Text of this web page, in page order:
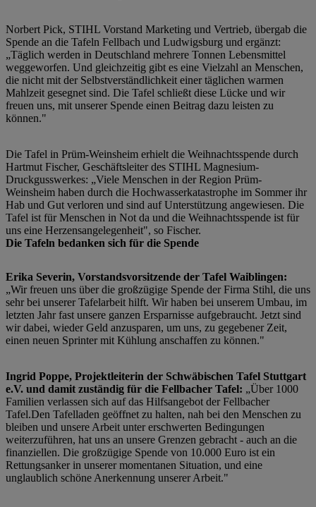
Norbert Pick, STIHL Vorstand Marketing und Vertrieb, übergab die
Spende an die Tafeln Fellbach und Ludwigsburg und ergänzt:
„Täglich werden in Deutschland mehrere Tonnen Lebensmittel
weggeworfen. Und gleichzeitig gibt es eine Vielzahl an Menschen,
die nicht mit der Selbstverständlichkeit einer täglichen warmen
Mahlzeit gesegnet sind. Die Tafel schließt diese Lücke und wir
freuen uns, mit unserer Spende einen Beitrag dazu leisten zu
können."
Die Tafel in Prüm-Weinsheim erhielt die Weihnachtsspende durch
Hartmut Fischer, Geschäftsleiter des STIHL Magnesium-
Druckgusswerkes: „Viele Menschen in der Region Prüm-
Weinsheim haben durch die Hochwasserkatastrophe im Sommer ihr
Hab und Gut verloren und sind auf Unterstützung angewiesen. Die
Tafel ist für Menschen in Not da und die Weihnachtsspende ist für
uns eine Herzensangelegenheit", so Fischer.
Die Tafeln bedanken sich für die Spende
Erika Severin, Vorstandsvorsitzende der Tafel Waiblingen:
„Wir freuen uns über die großzügige Spende der Firma Stihl, die uns
sehr bei unserer Tafelarbeit hilft. Wir haben bei unserem Umbau, im
letzten Jahr fast unsere ganzen Ersparnisse aufgebraucht. Jetzt sind
wir dabei, wieder Geld anzusparen, um uns, zu gegebener Zeit,
einen neuen Sprinter mit Kühlung anschaffen zu können."
Ingrid Poppe, Projektleiterin der Schwäbischen Tafel Stuttgart
e.V. und damit zuständig für die Fellbacher Tafel: „Über 1000
Familien verlassen sich auf das Hilfsangebot der Fellbacher
Tafel.Den Tafelladen geöffnet zu halten, nah bei den Menschen zu
bleiben und unsere Arbeit unter erschwerten Bedingungen
weiterzuführen, hat uns an unsere Grenzen gebracht - auch an die
finanziellen. Die großzügige Spende von 10.000 Euro ist ein
Rettungsanker in unserer momentanen Situation, und eine
unglaublich schöne Anerkennung unserer Arbeit."